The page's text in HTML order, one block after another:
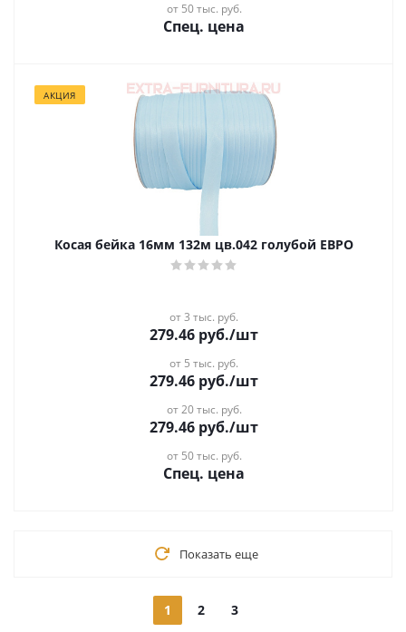
от 50 тыс. руб.
Спец. цена
АКЦИЯ
Косая бейка 16мм 132м цв.042 голубой ЕВРО
от 3 тыс. руб.
279.46 руб./шт
от 5 тыс. руб.
279.46 руб./шт
от 20 тыс. руб.
279.46 руб./шт
от 50 тыс. руб.
Спец. цена
Показать еще
1 2 3